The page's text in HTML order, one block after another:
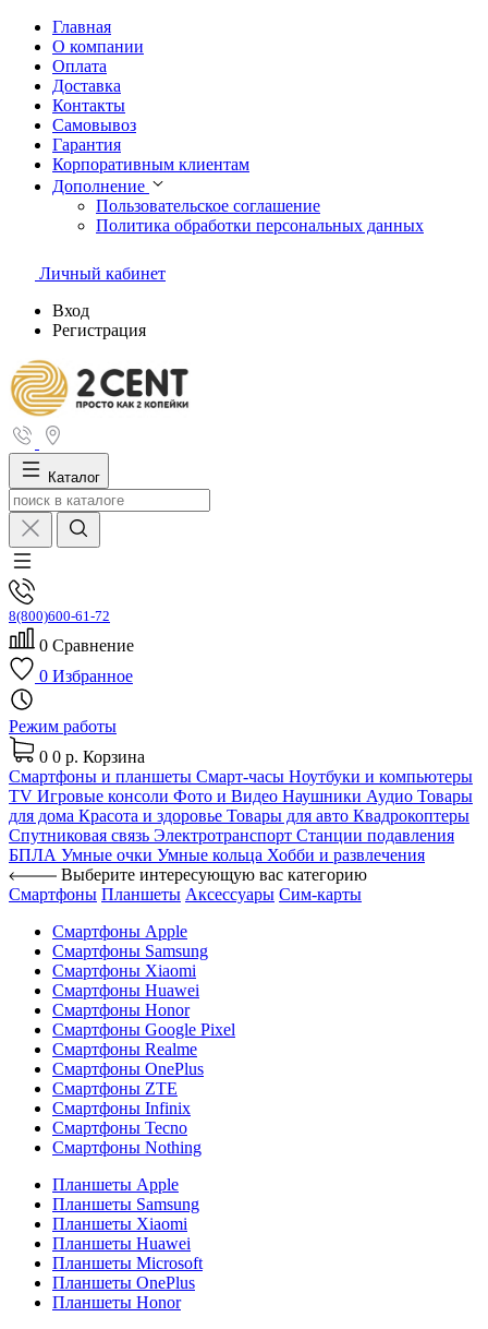
Главная
О компании
Оплата
Доставка
Контакты
Самовывоз
Гарантия
Корпоративным клиентам
Дополнение
Пользовательское соглашение
Политика обработки персональных данных
Личный кабинет
Вход
Регистрация
Каталог
8(800)600-61-72
0 Сравнение
0 Избранное
Режим работы
0 0 р. Корзина
Смартфоны и планшеты Смарт-часы Ноутбуки и компьютеры
TV Игровые консоли Фото и Видео Наушники Аудио Товары
для дома Красота и здоровье Товары для авто Квадрокоптеры
Спутниковая связь Электротранспорт Станции подавления
БПЛА Умные очки Умные кольца Хобби и развлечения
Выберите интересующую вас категорию
Смартфоны Планшеты Аксессуары Сим-карты
Смартфоны Apple
Смартфоны Samsung
Смартфоны Xiaomi
Смартфоны Huawei
Смартфоны Honor
Смартфоны Google Pixel
Смартфоны Realme
Смартфоны OnePlus
Смартфоны ZTE
Смартфоны Infinix
Смартфоны Tecno
Смартфоны Nothing
Планшеты Apple
Планшеты Samsung
Планшеты Xiaomi
Планшеты Huawei
Планшеты Microsoft
Планшеты OnePlus
Планшеты Honor